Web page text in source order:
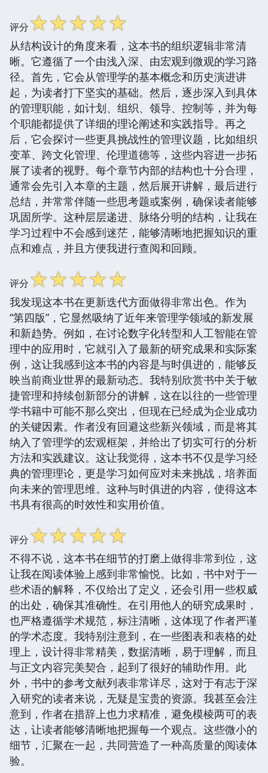
评分☆☆☆☆☆
从结构设计的角度来看，这本书的组织逻辑非常清
晰。它遵循了一个由浅入深、由宏观到微观的学习路
径。首先，它会从管理学的基本概念和历史演进讲
起，为读者打下坚实的基础。然后，逐步深入到具体
的管理职能，如计划、组织、领导、控制等，并为每
个职能都提供了详细的理论阐述和实践指导。再之
后，它会探讨一些更具挑战性的管理议题，比如组织
变革、跨文化管理、伦理道德等，这些内容进一步拓
展了读者的视野。每个章节内部的结构也十分合理，
通常会先引入本章的主题，然后展开讲解，最后进行
总结，并常常伴随一些思考题或案例，确保读者能够
巩固所学。这种层层递进、脉络分明的结构，让我在
学习过程中不会感到迷茫，能够清晰地把握知识的重
点和难点，并且方便我进行查阅和回顾。
评分☆☆☆☆☆
我发现这本书在更新迭代方面做得非常出色。作为
“第四版”，它显然吸纳了近年来管理学领域的新发展
和新趋势。例如，在讨论数字化转型和人工智能在管
理中的应用时，它就引入了最新的研究成果和实际案
例，这让我感到这本书的内容是与时俱进的，能够反
映当前商业世界的最新动态。我特别欣赏书中关于敏
捷管理和持续创新部分的讲解，这在以往的一些管理
学书籍中可能不那么突出，但现在已经成为企业成功
的关键因素。作者没有回避这些新兴领域，而是将其
纳入了管理学的宏观框架，并给出了切实可行的分析
方法和实践建议。这让我觉得，这本书不仅是学习经
典的管理理论，更是学习如何应对未来挑战，培养面
向未来的管理思维。这种与时俱进的内容，使得这本
书具有很高的时效性和实用价值。
评分☆☆☆☆☆
不得不说，这本书在细节的打磨上做得非常到位，这
让我在阅读体验上感到非常愉悦。比如，书中对于一
些术语的解释，不仅给出了定义，还会引用一些权威
的出处，确保其准确性。在引用他人的研究成果时，
也严格遵循学术规范，标注清晰，这体现了作者严谨
的学术态度。我特别注意到，在一些图表和表格的处
理上，设计得非常精美，数据清晰，易于理解，而且
与正文内容完美契合，起到了很好的辅助作用。此
外，书中的参考文献列表非常详尽，这对于有志于深
入研究的读者来说，无疑是宝贵的资源。我甚至会注
意到，作者在措辞上也力求精准，避免模棱两可的表
达，让读者能够清晰地把握每一个观点。这些微小的
细节，汇聚在一起，共同营造了一种高质量的阅读体
验。